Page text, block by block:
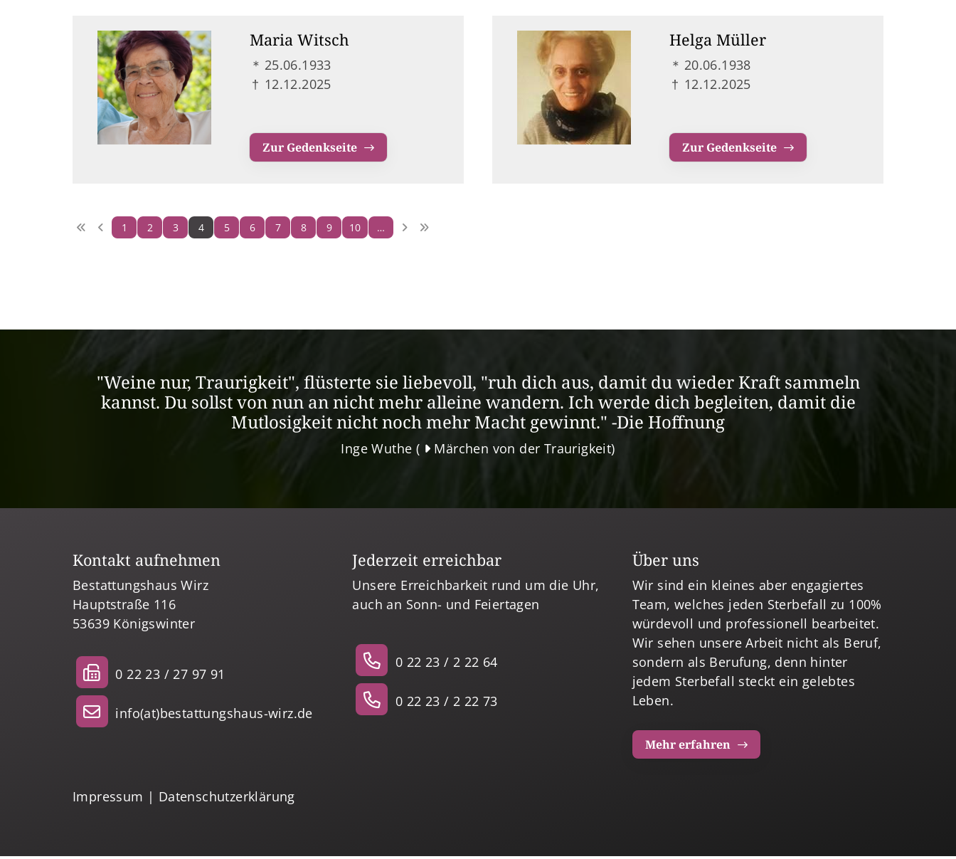
Maria Witsch
＊ 25.06.1933
† 12.12.2025
Zur Gedenkseite
Helga Müller
＊ 20.06.1938
† 12.12.2025
Zur Gedenkseite
1 2 3 4 5 6 7 8 9 10 …
"Weine nur, Traurigkeit", flüsterte sie liebevoll, "ruh dich aus, damit du wieder Kraft sammeln
kannst. Du sollst von nun an nicht mehr alleine wandern. Ich werde dich begleiten, damit die
Mutlosigkeit nicht noch mehr Macht gewinnt." -Die Hoffnung
Inge Wuthe ( Märchen von der Traurigkeit)
Kontakt aufnehmen
Bestattungshaus Wirz
Hauptstraße 116
53639 Königswinter
0 22 23 / 27 97 91
info(at)bestattungshaus-wirz.de
Jederzeit erreichbar
Unsere Erreichbarkeit rund um die Uhr,
auch an Sonn- und Feiertagen
0 22 23 / 2 22 64
0 22 23 / 2 22 73
Über uns
Wir sind ein kleines aber engagiertes
Team, welches jeden Sterbefall zu 100%
würdevoll und professionell bearbeitet.
Wir sehen unsere Arbeit nicht als Beruf,
sondern als Berufung, denn hinter
jedem Sterbefall steckt ein gelebtes
Leben.
Mehr erfahren
Impressum | Datenschutzerklärung